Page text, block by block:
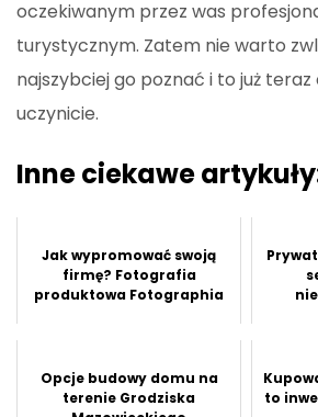
oczekiwanym przez was
turystycznym. Zatem nie warto
najszybciej go poznać i to już
uczynicie.
Inne ciekawe
Jak wypromować swoją
firmę? Fotografia
produktowa Fotographia
Opcje budowy domu na
terenie Grodziska
to